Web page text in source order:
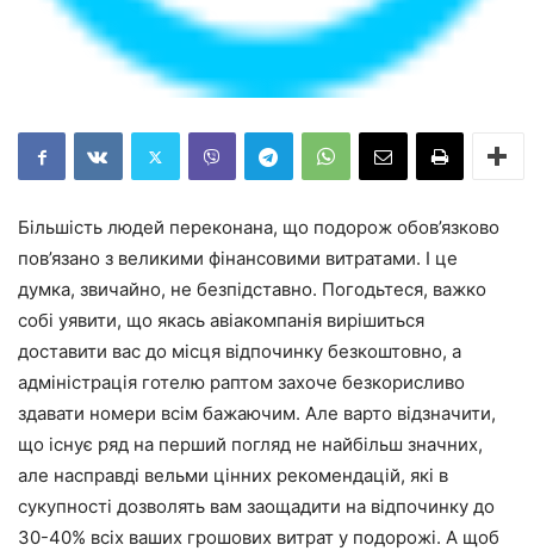
Більшість людей переконана, що подорож обов’язково
пов’язано з великими фінансовими витратами. І це
думка, звичайно, не безпідставно. Погодьтеся, важко
собі уявити, що якась авіакомпанія вирішиться
доставити вас до місця відпочинку безкоштовно, а
адміністрація готелю раптом захоче безкорисливо
здавати номери всім бажаючим. Але варто відзначити,
що існує ряд на перший погляд не найбільш значних,
але насправді вельми цінних рекомендацій, які в
сукупності дозволять вам заощадити на відпочинку до
30-40% всіх ваших грошових витрат у подорожі. А щоб